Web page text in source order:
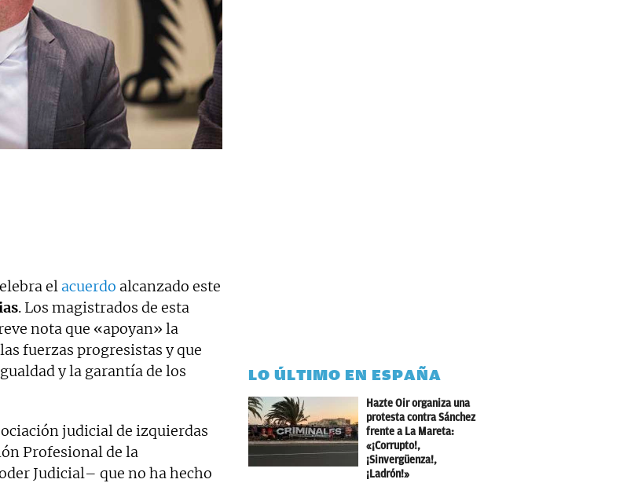
el acuerdo alcanzado este
. Los magistrados de esta
nota que «apoyan» la
fuerzas progresistas y que
y la garantía de los
judicial de izquierdas
Profesional de la
Judicial– que no ha hecho
LO ÚLTIMO EN ESPAÑA
Hazte Oir organiza una
protesta contra Sánchez
frente a La Mareta:
«¡Corrupto!,
¡Sinvergüenza!,
¡Ladrón!»